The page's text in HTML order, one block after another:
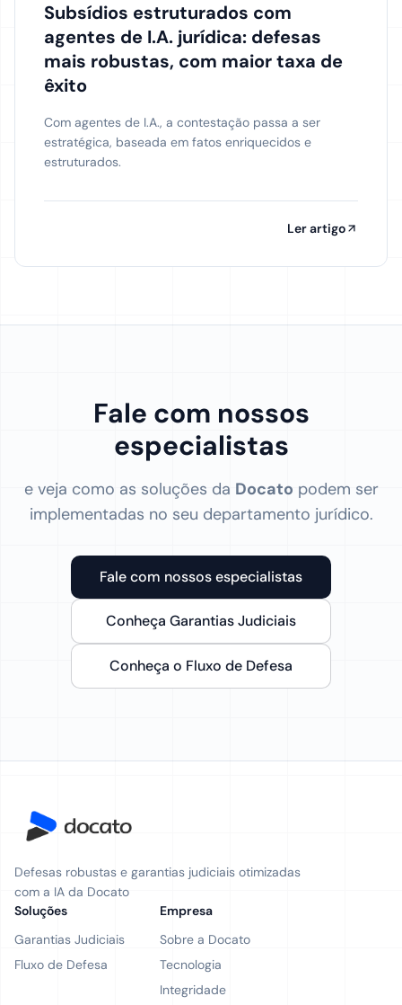
Subsídios estruturados com
agentes de I.A. jurídica: defesas
mais robustas, com maior taxa de
êxito
Com agentes de I.A., a contestação passa a ser
estratégica, baseada em fatos enriquecidos e
estruturados.
Ler artigo
Fale com nossos
especialistas
e veja como as soluções da Docato podem ser
implementadas no seu departamento jurídico.
Fale com nossos especialistas
Conheça Garantias Judiciais
Conheça o Fluxo de Defesa
Defesas robustas e garantias judiciais otimizadas
com a IA da Docato
Soluções
Garantias Judiciais
Fluxo de Defesa
Empresa
Sobre a Docato
Tecnologia
Integridade